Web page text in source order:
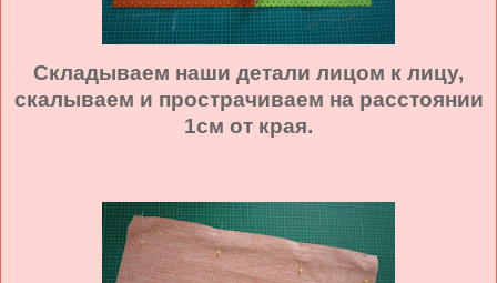
Складываем наши детали лицом к лицу,
скалываем и прострачиваем на расстоянии
1см от края.